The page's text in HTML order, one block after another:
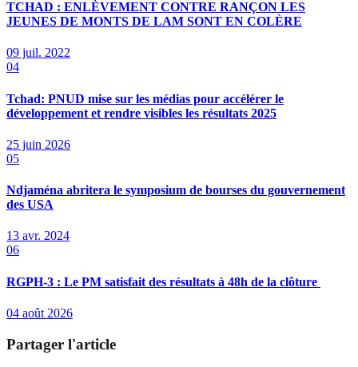
TCHAD : ENLÈVEMENT CONTRE RANÇON LES
JEUNES DE MONTS DE LAM SONT EN COLÈRE
09 juil. 2022
04
Tchad: PNUD mise sur les médias pour accélérer le
développement et rendre visibles les résultats 2025
25 juin 2026
05
Ndjaména abritera le symposium de bourses du gouvernement
des USA
13 avr. 2024
06
RGPH-3 : Le PM satisfait des résultats à 48h de la clôture
04 août 2026
Partager l'article